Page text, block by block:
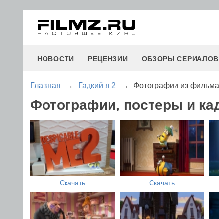
НОВОСТИ РЕЦЕНЗИИ ОБЗОРЫ СЕРИАЛОВ
Главная → Гадкий я 2 → Фотографии из
Фотографии, постеры и
Скачать Скачать